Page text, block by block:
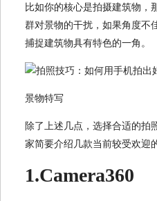
比如你的核心是拍摄建筑物，
群对景物的干扰，如果角度不
捕捉建筑物具有特色的一角。
景物特写
除了上述几点，选择合适的拍
家简要介绍几款当前较受欢迎
1.Camera360